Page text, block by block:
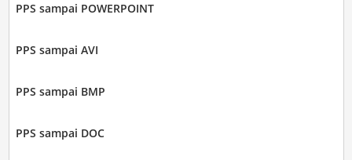
PPS sampai POWERPOINT
PPS sampai AVI
PPS sampai BMP
PPS sampai DOC